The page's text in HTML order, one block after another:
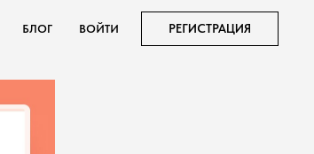
БЛОГ ВОЙТИ РЕГИСТРАЦИЯ